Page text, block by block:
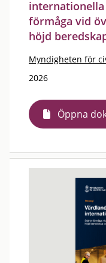
förmåga vid
höjd
Myndigheten för
2026
Öppna